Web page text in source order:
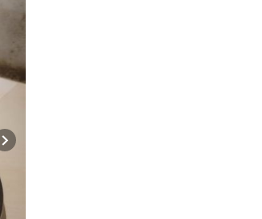
Next slide